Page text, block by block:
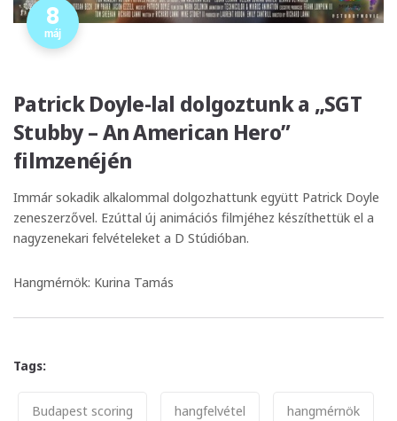
8
máj
Patrick Doyle-lal dolgoztunk a „SGT
Stubby – An American Hero”
filmzenéjén
Immár sokadik alkalommal dolgozhattunk együtt Patrick Doyle
zeneszerzővel. Ezúttal új animációs filmjéhez készíthettük el a
nagyzenekari felvételeket a D Stúdióban.
Hangmérnök: Kurina Tamás
Tags:
Budapest scoring
hangfelvétel hangmérnök